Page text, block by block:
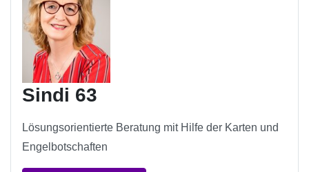
Sindi 63
Lösungsorientierte Beratung mit Hilfe der Karten und
Engelbotschaften